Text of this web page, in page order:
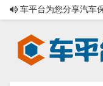
车平台为您分享汽车